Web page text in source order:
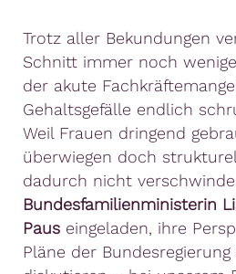
Trotz aller Bekundungen
Schnitt immer noch
der akute
Gehaltsgefälle endlich
Weil Frauen dringend
überwiegen doch
dadurch nicht
Bundesfamilienministerin
Paus eingeladen, ihre
Pläne der Bundesregierung